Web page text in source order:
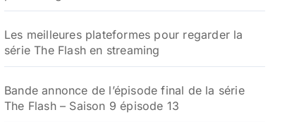
Les meilleures plateformes pour regarder la
série The Flash en streaming
Bande annonce de l’épisode final de la série
The Flash – Saison 9 épisode 13